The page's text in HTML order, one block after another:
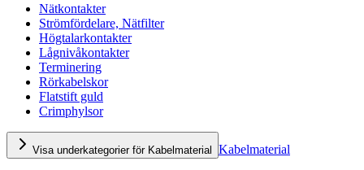
Nätkontakter
Strömfördelare, Nätfilter
Högtalarkontakter
Lågnivåkontakter
Terminering
Rörkabelskor
Flatstift guld
Crimphylsor
Visa underkategorier för Kabelmaterial Kabelmaterial